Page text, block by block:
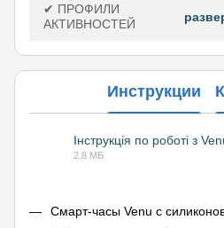
✔ ПРОФИЛИ
АКТИВНОСТЕЙ
Инструкции
Інструкція по роботі з
2.8 МБ
Смарт-часы Venu с